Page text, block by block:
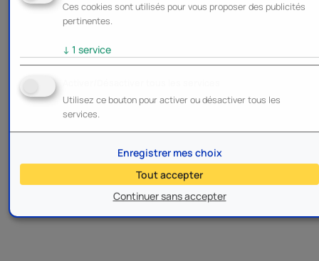
Ces cookies sont utilisés pour vous proposer des publicités
pertinentes.
↓ 1 service
Utilisez ce bouton pour activer ou désactiver tous les
services.
Continuer sans accepter
Enregistrer mes choix
Tout accepter